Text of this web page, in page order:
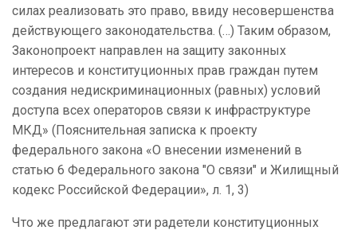
силах реализовать это право, ввиду несовершенства
действующего законодательства. (…) Таким образом,
Законопроект направлен на защиту законных
интересов и конституционных прав граждан путем
создания недискриминационных (равных) условий
доступа всех операторов связи к инфраструктуре
МКД» (Пояснительная записка к проекту
федерального закона «О внесении изменений в
статью 6 Федерального закона "О связи" и Жилищный
кодекс Российской Федерации», л. 1, 3)
Что же предлагают эти радетели конституционных